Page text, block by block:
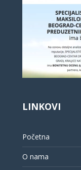
LINKOVI
Početna
O nama